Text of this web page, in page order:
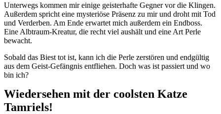
Unterwegs kommen mir einige geisterhafte Gegner vor die Klingen.
Außerdem spricht eine mysteriöse Präsenz zu mir und droht mit Tod
und Verderben. Am Ende erwartet mich außerdem ein Endboss.
Eine Albtraum-Kreatur, die recht viel aushält und eine Art Perle
bewacht.
Sobald das Biest tot ist, kann ich die Perle zerstören und endgültig
aus dem Geist-Gefängnis entfliehen. Doch was ist passiert und wo
bin ich?
Wiedersehen mit der coolsten Katze
Tamriels!